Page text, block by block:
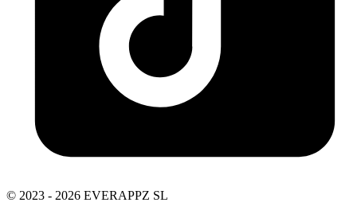
© 2023 - 2026 EVERAPPZ SL